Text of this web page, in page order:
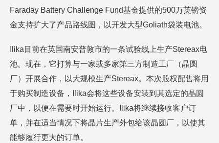
Faraday Battery Challenge Fund基金提供的500万英镑资
金支持扩大了产品路线图，以开发大型Goliath袋装电池。
Ilika目前在英国南安普敦市的一条试验线上生产Stereax电
池。现在，它打算与一家或多家第三方制造工厂（晶圆
厂）开展合作，以大规模生产Stereax。本次股权配售将用
于购买制造设备，Ilika会将这些设备安装到其选定的晶圆
厂中，以便在需要时开始运行。Ilika将继续接收客户订
单，并在适当情况下将晶片生产外包给该晶圆厂，以使其
能够履行更大的订单。